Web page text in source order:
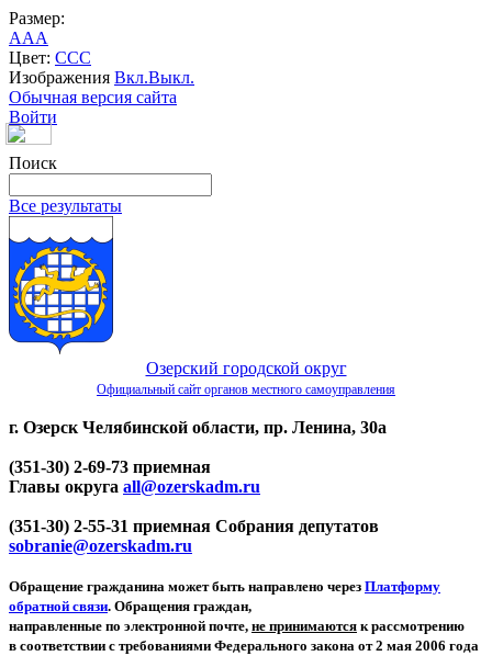
Размер:
AAA
Цвет: CCC
Изображения Вкл.Выкл.
Обычная версия сайта
Войти
Поиск
Все результаты
Озерский городской округ
Официальный сайт органов местного самоуправления
г. Озерск Челябинской области, пр. Ленина, 30а
(351-30) 2-69-73 приемная
Главы округа all@ozerskadm.ru
(351-30) 2-55-31 приемная Собрания депутатов
sobranie@ozerskadm.ru
Обращение гражданина может быть направлено через Платформу
обратной связи. Обращения граждан,
направленные по электронной почте, не принимаются к рассмотрению
в соответствии с требованиями Федерального закона от 2 мая 2006 года